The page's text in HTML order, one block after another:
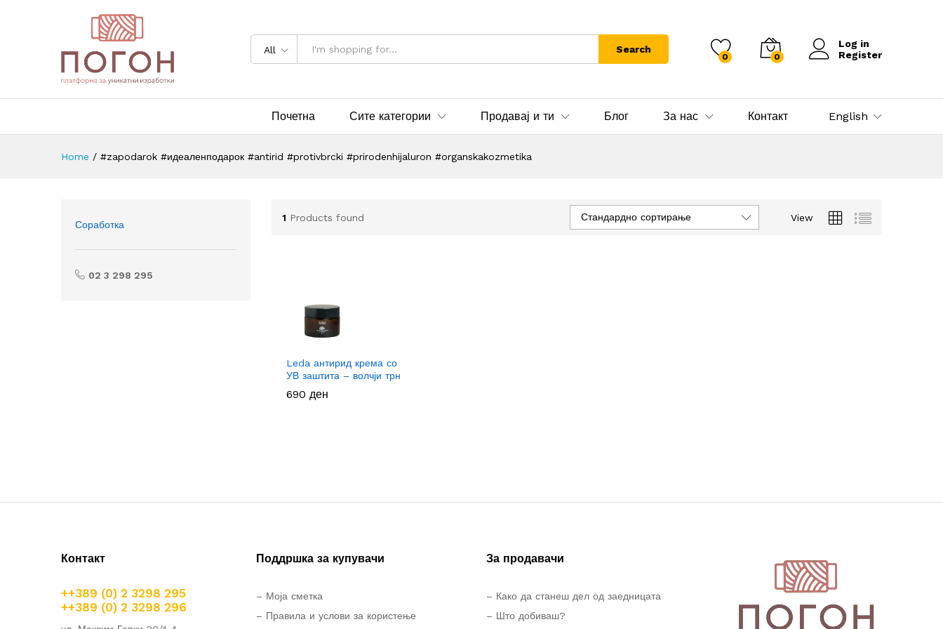
All Search
0 0
Log in
Register
Почетна Сите категории Продавај и ти Блог За нас Контакт English
Home / #zapodarok #идеаленподарок #antirid #protivbrcki #prirodenhijaluron #organskakozmetika
1 Products found View
Стандардно сортирање
Leda антирид крема со
УВ заштита – волчји трн
690 ден
Соработка
02 3 298 295
Контакт
++389 (0) 2 3298 295
++389 (0) 2 3298 296
Поддршка за купувачи
– Моја сметка
– Правила и услови за користење
За продавачи
– Како да станеш дел од заедницата
– Што добиваш?